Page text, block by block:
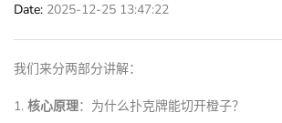
Date 2025-12-25 13:47:22
我们来分两部分讲解：
1. 核心原理：为什么扑克牌能切开橙子？